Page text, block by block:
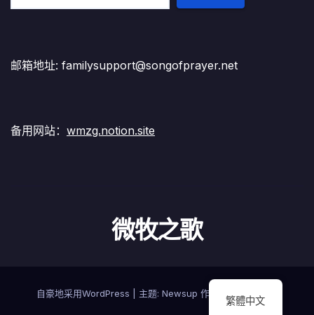
邮箱地址: familysupport@songofprayer.net
备用网站： wmzg.notion.site
微牧之歌
自豪地采用WordPress 主题: Newsup 作者 Themeansar
繁體中文